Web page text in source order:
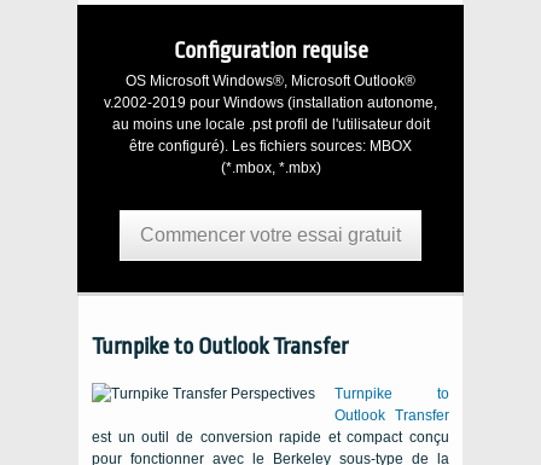
Configuration requise
OS Microsoft Windows®, Microsoft Outlook®
v.2002-2019 pour Windows (installation autonome,
au moins une locale .pstprofil de l'utilisateur doit
être configuré). Les fichiers sources: MBOX
(*.mbox, *.mbx)
Commencer votre essai gratuit
Turnpike to Outlook Transfer
Turnpike to
Outlook Transfer
est un outil de conversion rapide et compact conçu
pour fonctionner avec le
Berkeley sous-type de la